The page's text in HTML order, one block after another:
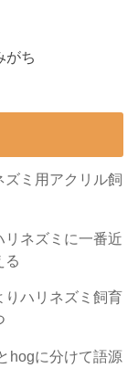
がち
ズミ用アクリル飼
ネズミに一番近
る
りハリネズミ飼育
hogに分けて語源